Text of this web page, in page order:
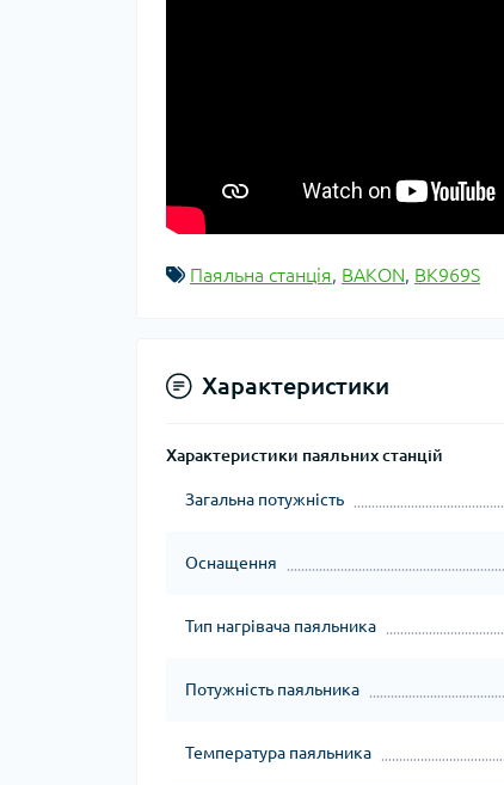
Паяльна станція, BAKON, BK969S
Характеристики
Характеристики паяльних станцій
Загальна потужність
Оснащення
Тип нагрівача паяльника
Потужність паяльника
Температура паяльника